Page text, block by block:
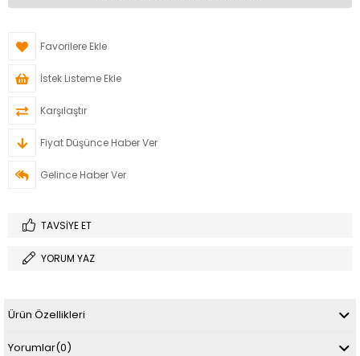
Favorilere Ekle
İstek Listeme Ekle
Karşılaştır
Fiyat Düşünce Haber Ver
Gelince Haber Ver
TAVSIYE ET
YORUM YAZ
Ürün Özellikleri
Yorumlar(0)